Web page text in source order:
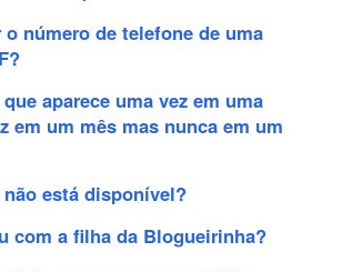
número de telefone de uma
aparece uma vez em uma
em um mês mas nunca em um
está disponível?
com a filha da Blogueirinha?